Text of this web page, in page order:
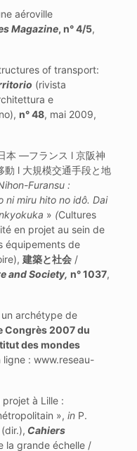
aéroville
Magazine, n° 4/5,
of transport:
(rivista
e
n° 48, mai 2009,
本 —フランス l 京阪神
動 l 大規模交通手段と地
Furansu :
ni miru hito no idô. Dai
» (Cultures
en projet au sein de
équipements de
建築と社会/
and Society, n° 1037,
archétype de
Congrès 2007 du
des mondes
ligne : www.reseau-
projet à Lille :
», inP.
Cahiers
la grande échelle /